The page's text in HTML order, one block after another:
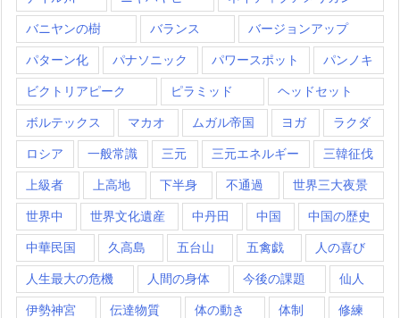
バニヤンの樹 バランス バージョンアップ
パターン化 パナソニック パワースポット パンノキ
ビクトリアピーク ピラミッド ヘッドセット
ボルテックス マカオ ムガル帝国 ヨガ ラクダ
ロシア 一般常識 三元 三元エネルギー 三韓征伐
上級者 上高地 下半身 不通過 世界三大夜景
世界中 世界文化遺産 中丹田 中国 中国の歴史
中華民国 久高島 五台山 五禽戯 人の喜び
人生最大の危機 人間の身体 今後の課題 仙人
伊勢神宮 伝達物質 体の動き 体制 修練